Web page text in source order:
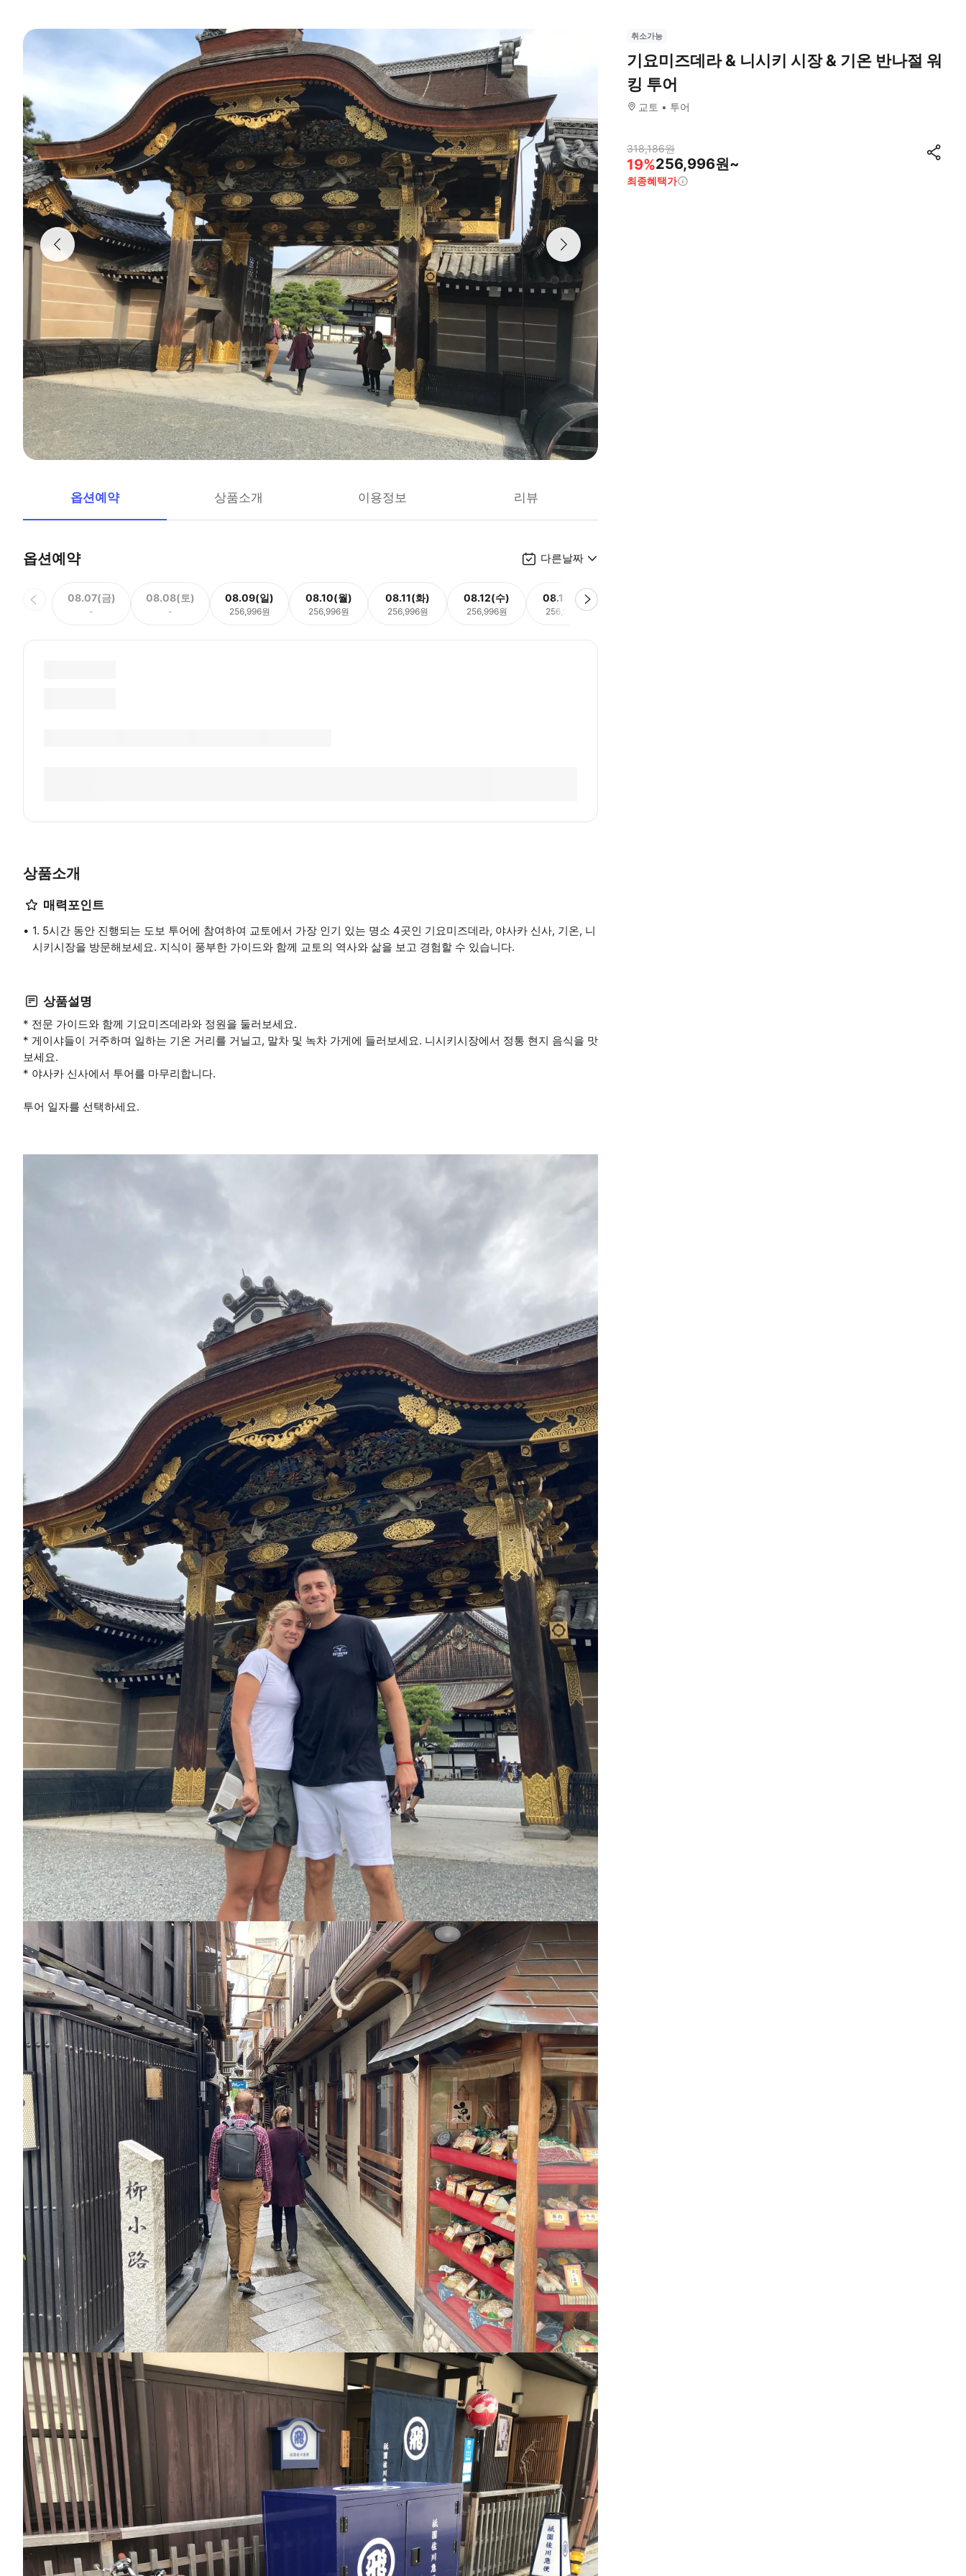
옵션예약 상품소개 이용정보 리뷰
옵션예약 다른날짜
08.07(금)
-
08.08(토)
-
08.09(일)
256,996원
08.10(월)
256,996원
08.11(화)
256,996원
08.12(수)
256,996원
08.13(목)
256,996원
상품소개
매력포인트
1. 5시간 동안 진행되는 도보 투어에 참여하여 교토에서 가장 인기 있는 명소 4곳인 기요미즈데라, 야사카 신사, 기온, 니
시키시장을 방문해보세요. 지식이 풍부한 가이드와 함께 교토의 역사와 삶을 보고 경험할 수 있습니다.
상품설명
* 전문 가이드와 함께 기요미즈데라와 정원을 둘러보세요.
* 게이샤들이 거주하며 일하는 기온 거리를 거닐고, 말차 및 녹차 가게에 들러보세요. 니시키시장에서 정통 현지 음식을 맛
보세요.
* 야사카 신사에서 투어를 마무리합니다.
투어 일자를 선택하세요.
취소가능
기요미즈데라 & 니시키 시장 & 기온 반나절 워
킹 투어
교토 투어
318,186원
19%256,996원~
최종혜택가